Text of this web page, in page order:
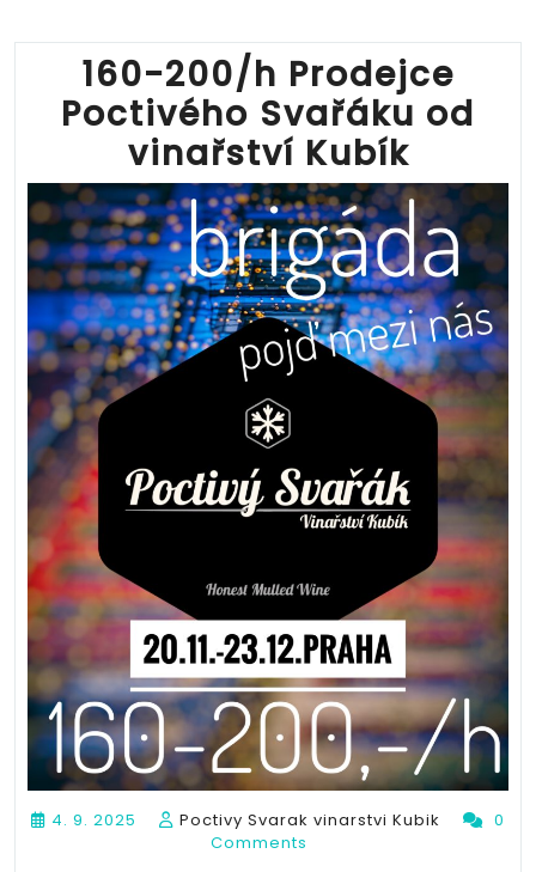
160-200/h Prodejce
Poctivého Svařáku od
vinařství Kubík
4. 9. 2025 Poctivy Svarak vinarstvi Kubik
0
Comments